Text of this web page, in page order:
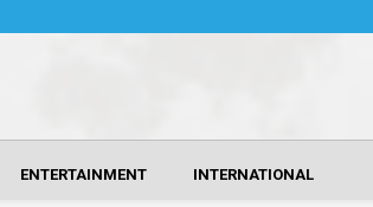
ENTERTAINMENT INTERNATIONAL